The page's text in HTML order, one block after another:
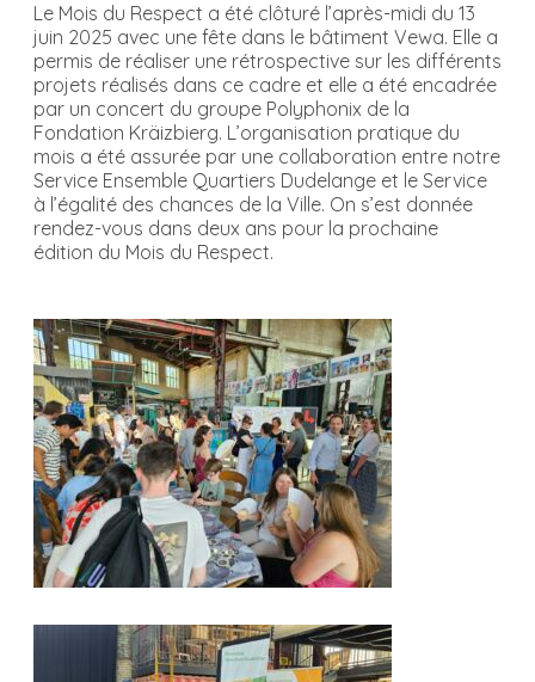
Le Mois du Respect a été clôturé l’après-midi du 13
juin 2025 avec une fête dans le bâtiment Vewa. Elle a
permis de réaliser une rétrospective sur les différents
projets réalisés dans ce cadre et elle a été encadrée
par un concert du groupe Polyphonix de la
Fondation Kräizbierg. L’organisation pratique du
mois a été assurée par une collaboration entre notre
Service Ensemble Quartiers Dudelange et le Service
à l’égalité des chances de la Ville. On s’est donnée
rendez-vous dans deux ans pour la prochaine
édition du Mois du Respect.